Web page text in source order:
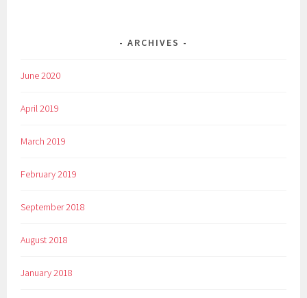
ARCHIVES
June 2020
April 2019
March 2019
February 2019
September 2018
August 2018
January 2018